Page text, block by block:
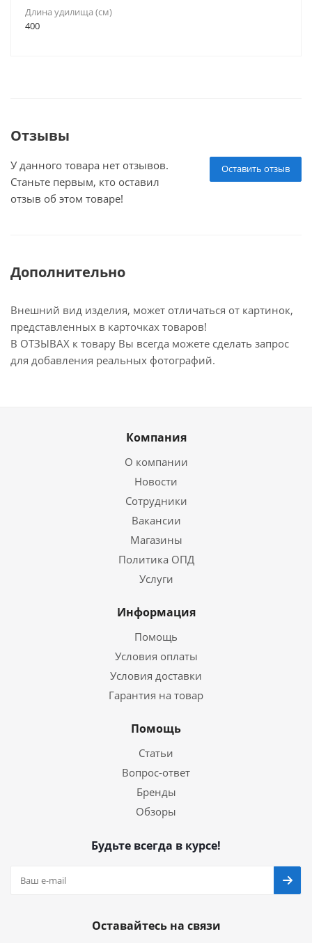
Длина удилища (см)
400
Отзывы
Оставить отзыв
У данного товара нет отзывов.
Станьте первым, кто оставил
отзыв об этом товаре!
Дополнительно
Внешний вид изделия, может отличаться от картинок,
представленных в карточках товаров!
В ОТЗЫВАХ к товару Вы всегда можете сделать запрос
для добавления реальных фотографий.
Компания
О компании
Новости
Сотрудники
Вакансии
Магазины
Политика ОПД
Услуги
Информация
Помощь
Условия оплаты
Условия доставки
Гарантия на товар
Помощь
Статьи
Вопрос-ответ
Бренды
Обзоры
Будьте всегда в курсе!
Оставайтесь на связи